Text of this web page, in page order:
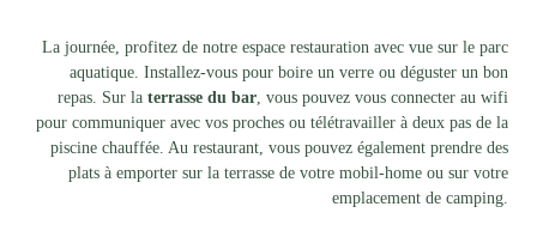
La journée, profitez de notre espace restauration avec vue sur le parc
aquatique. Installez-vous pour boire un verre ou déguster un bon
repas. Sur la terrasse du bar, vous pouvez vous connecter au wifi
pour communiquer avec vos proches ou télétravailler à deux pas de la
piscine chauffée. Au restaurant, vous pouvez également prendre des
plats à emporter sur la terrasse de votre mobil-home ou sur votre
emplacement de camping.